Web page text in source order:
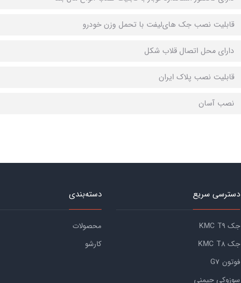
قابلیت نصب جک های‌لیفت با تحمل وزن خودرو
دارای محل اتصال قلاب شکل
قابلیت نصب پلاک ایران
نصب آسان
دسترسی سریع
جک KMC T9
جک KMC T8
فوتون G7
سوزوکی جیمنی
دسته‌بندی
محصولات
کارشو